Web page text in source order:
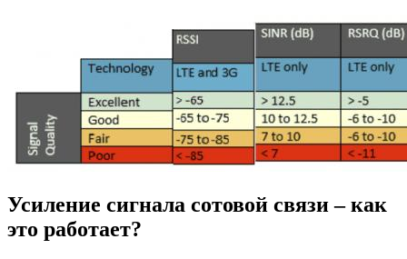
Усиление сигнала сотовой связи – как
это работает?